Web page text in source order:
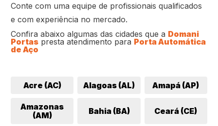
Conte com uma equipe de profissionais qualificados
e com experiência no mercado.
Confira abaixo algumas das cidades que a Domani
Portas presta atendimento para Porta Automática
de Aço
Acre (AC) Alagoas (AL) Amapá (AP)
Amazonas
(AM)
Bahia (BA) Ceará (CE)